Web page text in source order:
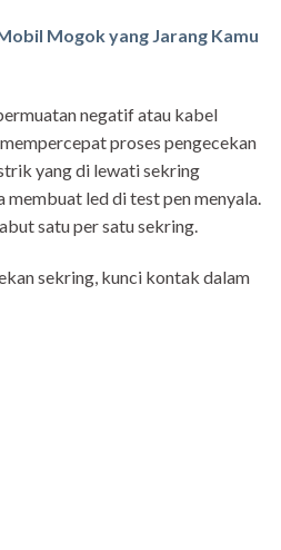
Mogok yang Jarang Kamu
negatif atau kabel
proses pengecekan
yang di lewati sekring
led di test pen menyala.
satu per satu sekring.
sekring, kunci kontak dalam